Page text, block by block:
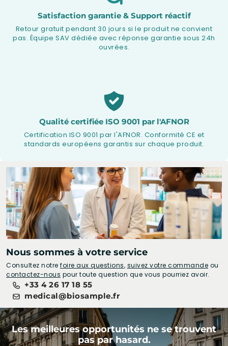
Satisfaction garantie & Support réactif
Retour gratuit pendant 30 jours si le produit ne convient
pas. Équipe SAV dédiée avec réponse garantie sous 24h
ouvrées.
Qualité certifiée ISO 9001 par l'AFNOR
Certification ISO 9001 par l'AFNOR. Conformité CE et
standards européens garantis sur chaque produit.
Nous sommes à votre service
Consultez notre foire aux questions, suivez votre commande ou
contactez-nous pour toute question que vous pourriez avoir.
+33 4 26 17 18 55
medical@biosample.fr
Les meilleures opportunités ne se trouvent
pas par hasard.